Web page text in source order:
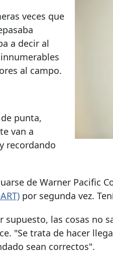
veces que
a decir al
al campo.
punta,
van a
recordando
de Warner Pacific
por segunda vez.
las cosas no
"Se trata de hacer
sean correctos".